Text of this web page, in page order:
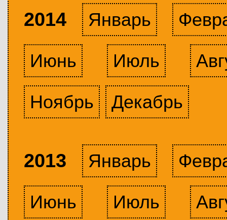
2014 Январь
Июнь
Июль
Ноябрь
Декабрь
2013 Январь
Июнь
Июль